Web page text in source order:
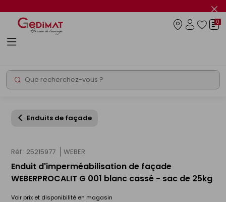
le
info
Rechercher
0
Enduits de façade
Réf : 25215977 WEBER
Enduit d'imperméabilisation de façade
WEBERPROCALIT G 001 blanc cassé - sac de 25kg
Voir prix et disponibilité en magasin